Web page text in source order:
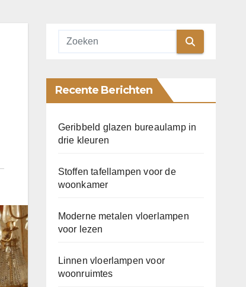
Recente Berichten
Geribbeld glazen bureaulamp in
drie kleuren
Stoffen tafellampen voor de
woonkamer
Moderne metalen vloerlampen
voor lezen
Linnen vloerlampen voor
woonruimtes